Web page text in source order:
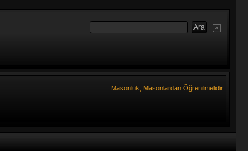
Masonluk, Masonlardan Öğrenilmelidir